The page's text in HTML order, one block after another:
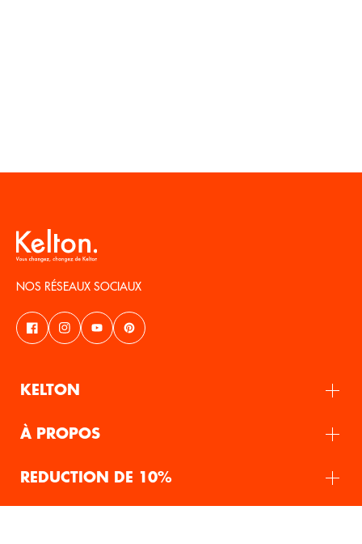
NOS RÉSEAUX SOCIAUX
KELTON
À PROPOS
REDUCTION DE 10%